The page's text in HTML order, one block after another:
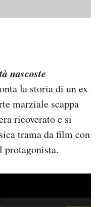
nascoste
la storia di un ex
marziale scappa
ricoverato e si
trama da film con
protagonista.